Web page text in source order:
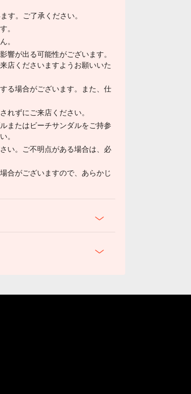
す。ご了承ください。
。
。
響が出る可能性がございます。
店くださいますようお願いいた
る場合がございます。また、仕
れずにご来店ください。
またはビーチサンダルをご持参
。
い。ご不明点がある場合は、必
合がございますので、あらかじ